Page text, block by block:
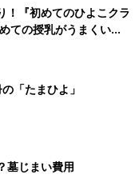
状況が室内で起こって
やっちゃうくらい平
観で怖がってしまい
！『初めてのひよこクラ
ての授乳がうまくい
と夏のトラブル 解決テ
「たまひよ」
墓じまい費用